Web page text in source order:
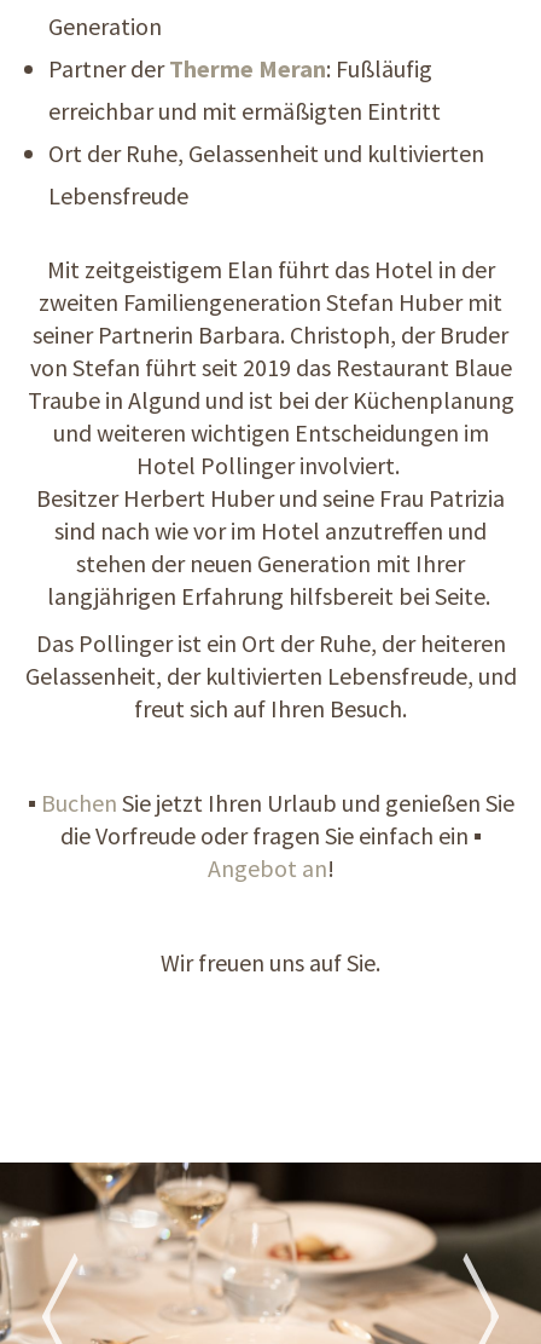
Generation
Partner derTherme Meran: Fußläufig
erreichbar und mit ermäßigten Eintritt
Ort der Ruhe, Gelassenheit und kultivierten
Lebensfreude
Mit zeitgeistigem Elan führt das Hotel in der
zweiten Familiengeneration Stefan Huber mit
seiner Partnerin Barbara. Christoph, der Bruder
von Stefan führt seit 2019 das Restaurant Blaue
Traube in Algund und ist bei der Küchenplanung
und weiteren wichtigen Entscheidungen im
Hotel Pollinger involviert.
Besitzer Herbert Huber und seine Frau Patrizia
sind nach wie vor im Hotel anzutreffen und
stehen der neuen Generation mit Ihrer
langjährigen Erfahrung hilfsbereit bei Seite.
Das Pollinger ist ein Ort der Ruhe, der heiteren
Gelassenheit, der kultivierten Lebensfreude, und
freut sich auf Ihren Besuch.
▪ Buchen Sie jetzt Ihren Urlaub und genießen Sie
die Vorfreude oder fragen Sie einfach ein ▪
Angebot an!
Wir freuen uns auf Sie.